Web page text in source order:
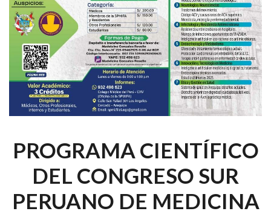
PROGRAMA CIENTÍFICO
DEL CONGRESO SUR
PERUANO DE MEDICINA